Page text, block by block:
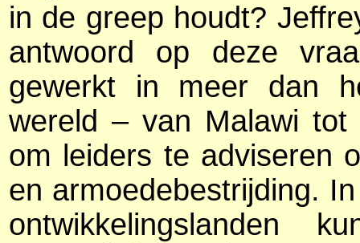
in de greep houdt?
antwoord op deze
gewerkt in meer dan
wereld – van Malawi
om leiders te adviseren
en armoedebestrijding.
ontwikkelingslanden